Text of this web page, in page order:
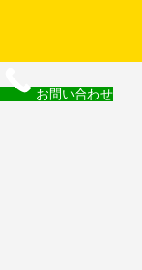
お問い合わせ